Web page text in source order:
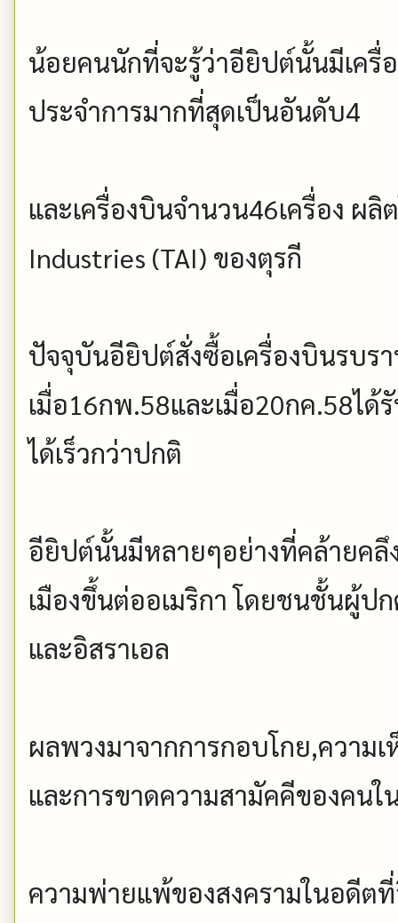
น้อยคนนักที่จะรู้ว่าอียิปต์นั้นมีเครื่
ประจำการมากที่สุดเป็นอันดับ4
และเครื่องบินจำนวน46เครื่อง ผลิ
Industries (TAI) ของตุรกี
ปัจจุบันอียิปต์สั่งซื้อเครื่องบินรบรา
เมื่อ16กพ.58และเมื่อ20กค.58ไ
ได้เร็วกว่าปกติ
อียิปต์นั้นมีหลายๆอย่างที่คล้ายคลึ
เมืองขึ้นต่ออเมริกา โดยชนชั้นผู้ป
และอิสราเอล
ผลพวงมาจากการกอบโกย,ความ
และการขาดความสามัคคีของคน
ความพ่ายแพ้ของสงครามในอดีต